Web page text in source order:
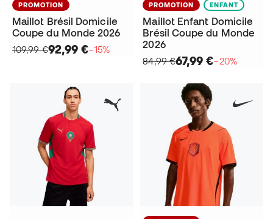
PROMOTION
Maillot Brésil Domicile
Coupe du Monde 2026
109,99 €92,99 €−15%
PROMOTION ENFANT
Maillot Enfant Domicile
Brésil Coupe du Monde
2026
84,99 €67,99 €−20%